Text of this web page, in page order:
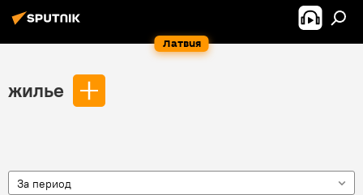
Латвия
жилье
За период